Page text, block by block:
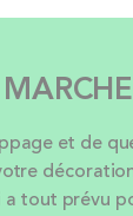
et de
tout prévu